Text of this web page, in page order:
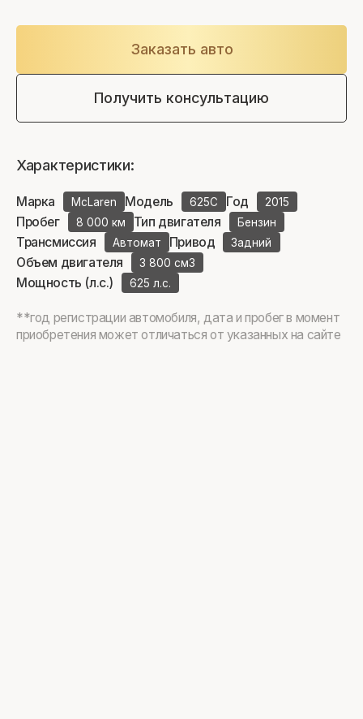
Заказать авто
Получить консультацию
Характеристики:
Марка McLaren Модель 625C Год 2015
Пробег 8 000 км Тип двигателя Бензин
Трансмиссия Автомат Привод Задний
Объем двигателя 3 800 см3
Мощность (л.с.) 625 л.с.
**год регистрации автомобиля, дата и пробег в момент
приобретения может отличаться от указанных на сайте